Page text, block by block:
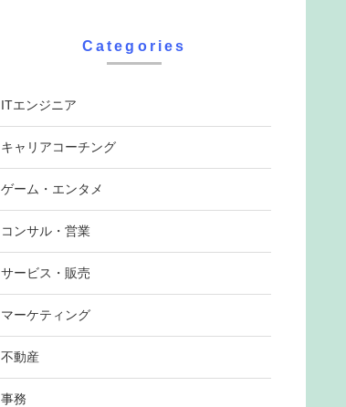
Categories
ITエンジニア
キャリアコーチング
ゲーム・エンタメ
コンサル・営業
サービス・販売
マーケティング
不動産
事務